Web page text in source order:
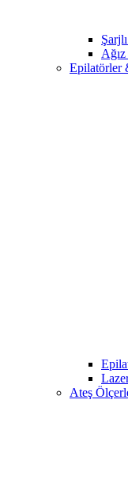
Epilatörler
Ateş